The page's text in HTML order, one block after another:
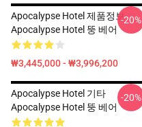
Apocalypse Hotel 제품정보
Apocalypse Hotel 뚱 베어
₩3,445,000 - ₩3,996,200
-20%
Apocalypse Hotel 기타
Apocalypse Hotel 뚱 베어
-20%